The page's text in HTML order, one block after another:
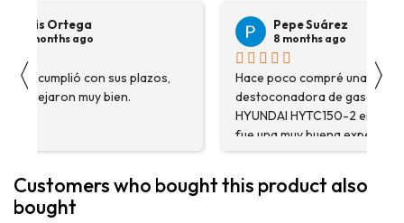
〈
Pepe Suárez
8 months ago
Hace poco compré una
destoconadora de gasolina
solo me encontré el producto que
asesoraron y explicaron con
detalle para asegurarme de que
Veronica Hidalgo
8 months ago
Son profesionales ,
precios ... Voy a repetir
Gran variedad de
Confianza y buen servicio.
〉
Customers who bought this product also
bought